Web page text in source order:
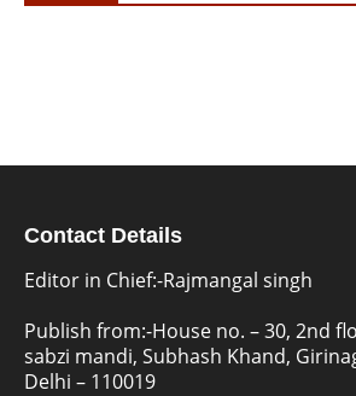
Contact Details
Editor in Chief:-Rajmangal singh
Publish from:-House no. – 30, 2nd
sabzi mandi, Subhash Khand,
Delhi – 110019